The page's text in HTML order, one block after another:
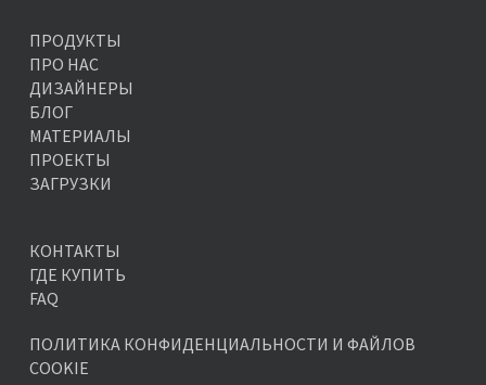
ПРОДУКТЫ
ПРО НАС
ДИЗАЙНЕРЫ
БЛОГ
МАТЕРИАЛЫ
ПРОЕКТЫ
ЗАГРУЗКИ
КОНТАКТЫ
ГДЕ КУПИТЬ
FAQ
ПОЛИТИКА КОНФИДЕНЦИАЛЬНОСТИ И ФАЙЛОВ
COOKIE